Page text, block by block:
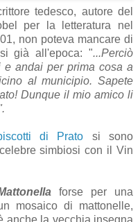
tedesco, autore del
per la letteratura nel
non poteva mancare di
già all'epoca: "...Perciò
e andai per prima cosa a
al municipio. Sapete
Dunque il mio amico li
di Prato si sono
simbiosi con il Vin
forse per una
mosaico di mattonelle,
anche la vecchia insegna